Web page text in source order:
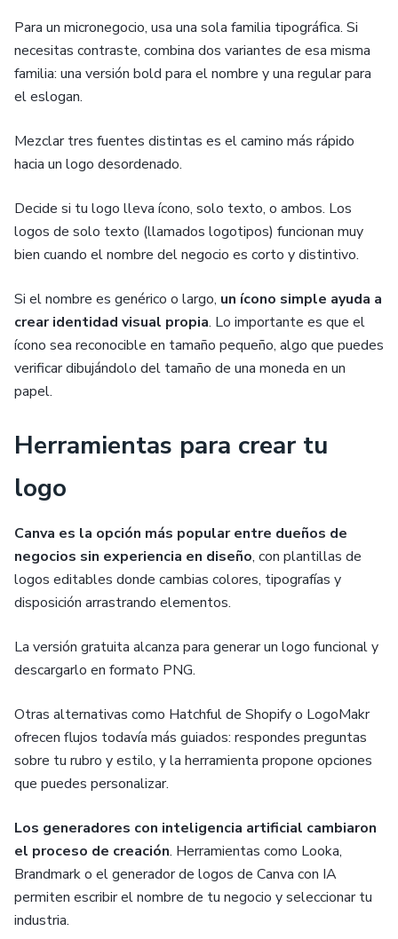
Para un micronegocio, usa una sola familia tipográfica. Si
necesitas contraste, combina dos variantes de esa misma
familia: una versión bold para el nombre y una regular para
el eslogan.
Mezclar tres fuentes distintas es el camino más rápido
hacia un logo desordenado.
Decide si tu logo lleva ícono, solo texto, o ambos. Los
logos de solo texto (llamados logotipos) funcionan muy
bien cuando el nombre del negocio es corto y distintivo.
Si el nombre es genérico o largo, un ícono simple ayuda a
crear identidad visual propia. Lo importante es que el
ícono sea reconocible en tamaño pequeño, algo que puedes
verificar dibujándolo del tamaño de una moneda en un
papel.
Herramientas para crear tu
logo
Canva es la opción más popular entre dueños de
negocios sin experiencia en diseño, con plantillas de
logos editables donde cambias colores, tipografías y
disposición arrastrando elementos.
La versión gratuita alcanza para generar un logo funcional y
descargarlo en formato PNG.
Otras alternativas como Hatchful de Shopify o LogoMakr
ofrecen flujos todavía más guiados: respondes preguntas
sobre tu rubro y estilo, y la herramienta propone opciones
que puedes personalizar.
Los generadores con inteligencia artificial cambiaron
el proceso de creación. Herramientas como Looka,
Brandmark o el generador de logos de Canva con IA
permiten escribir el nombre de tu negocio y seleccionar tu
industria.